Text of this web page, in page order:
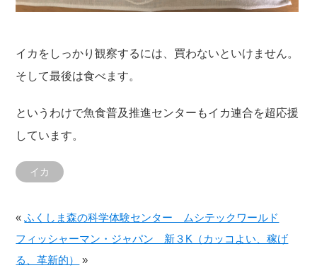
イカをしっかり観察するには、買わないといけません。
そして最後は食べます。
というわけで魚食普及推進センターもイカ連合を超応援
しています。
イカ
«ふくしま森の科学体験センター ムシテックワールド
フィッシャーマン・ジャパン 新３K（カッコよい、稼げ
る、革新的）
»